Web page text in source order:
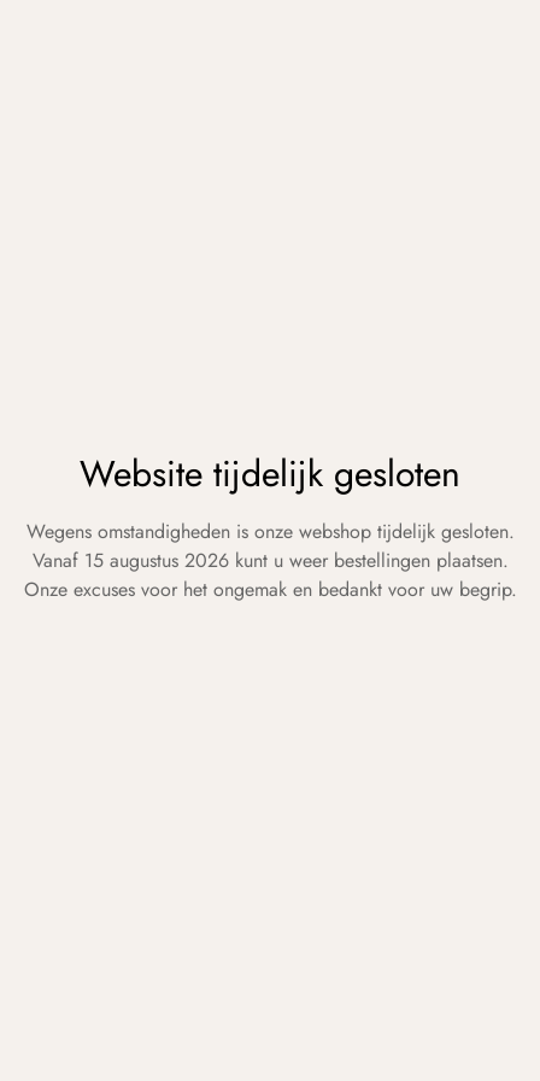
Website tijdelijk gesloten
Wegens omstandigheden is onze webshop tijdelijk gesloten.
Vanaf 15 augustus 2026 kunt u weer bestellingen plaatsen.
Onze excuses voor het ongemak en bedankt voor uw begrip.